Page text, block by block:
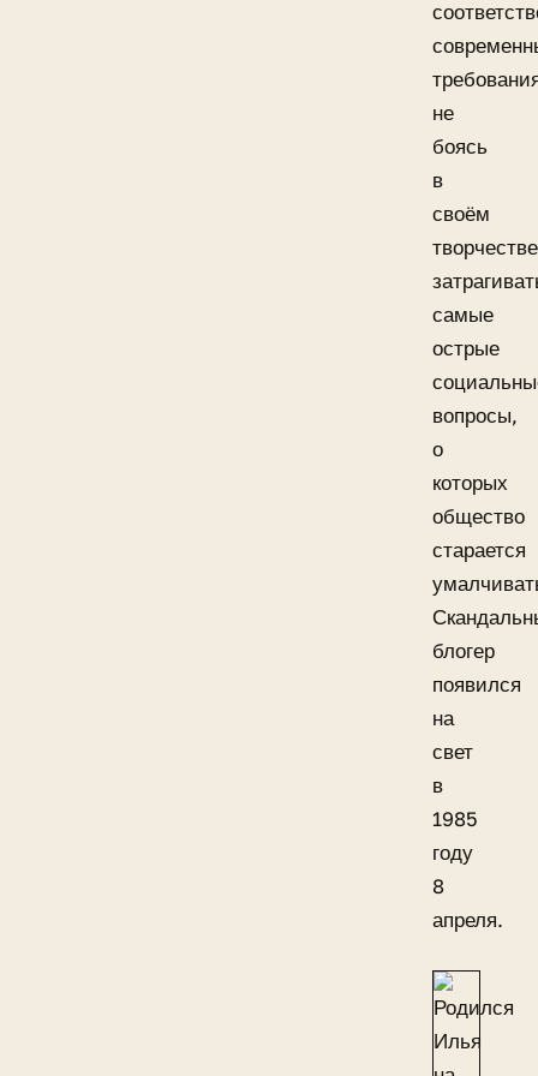
не
боясь
в
своём
творчестве
самые
острые
вопросы,
о
которых
общество
старается
блогер
появился
на
свет
в
1985
году
8
апреля.